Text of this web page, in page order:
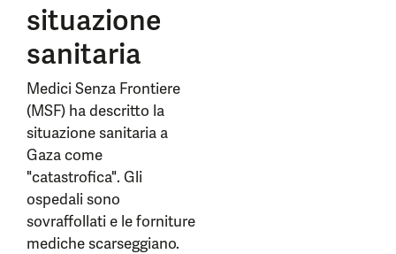
situazione
sanitaria
Medici Senza Frontiere
(MSF) ha descritto la
situazione sanitaria a
Gaza come
"catastrofica". Gli
ospedali sono
sovraffollati e le forniture
mediche scarseggiano.